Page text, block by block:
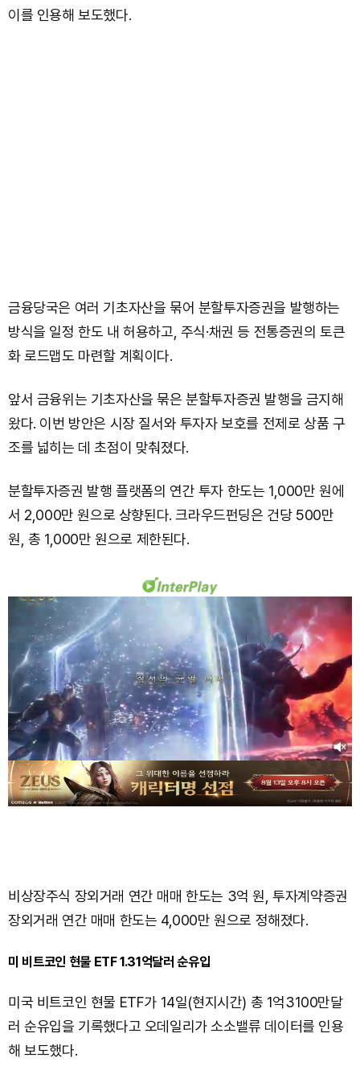
이를 인용해 보도했다.
금융당국은 여러 기초자산을 묶어 분할투자증권을 발행하는
방식을 일정 한도 내 허용하고, 주식·채권 등 전통증권의 토큰
화 로드맵도 마련할 계획이다.
앞서 금융위는 기초자산을 묶은 분할투자증권 발행을 금지해
왔다. 이번 방안은 시장 질서와 투자자 보호를 전제로 상품 구
조를 넓히는 데 초점이 맞춰졌다.
분할투자증권 발행 플랫폼의 연간 투자 한도는 1,000만 원에
서 2,000만 원으로 상향된다. 크라우드펀딩은 건당 500만
원, 총 1,000만 원으로 제한된다.
비상장주식 장외거래 연간 매매 한도는 3억 원, 투자계약증권
장외거래 연간 매매 한도는 4,000만 원으로 정해졌다.
미 비트코인 현물 ETF 1.31억달러 순유입
미국 비트코인 현물 ETF가 14일(현지시간) 총 1억3100만달
러 순유입을 기록했다고 오데일리가 소소밸류 데이터를 인용
해 보도했다.